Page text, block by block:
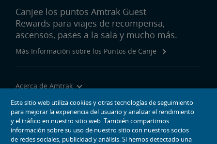
Canjee los puntos Amtrak Guest
Rewards para viajes de recompensa,
ascensos, pases a la sala y mucho más.
Más Información sobre los Puntos de Canje
Acerca de Amtrak
Viajar con Nosotros
Herramientas del Sitio
Este sitio web utiliza cookies y otras tecnologías de seguimiento
para mejorar la experiencia del usuario y analizar el rendimiento
y el tráfico en nuestro sitio web. También compartimos
información sobre su uso de nuestro sitio con nuestros socios
de redes sociales, publicidad y análisis. Si hemos detectado una